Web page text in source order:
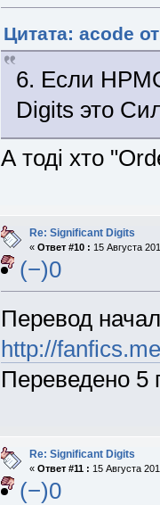
Цитата: acode
6. Если
Digits это
А тоді хто
Re: Significant Digits
« Ответ #10 : 15 Августа
(−)0
Перевод
http://
Переведено 5
Re: Significant Digits
« Ответ #11 : 15 Августа
(−)0